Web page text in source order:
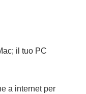
il tuo PC
a internet per